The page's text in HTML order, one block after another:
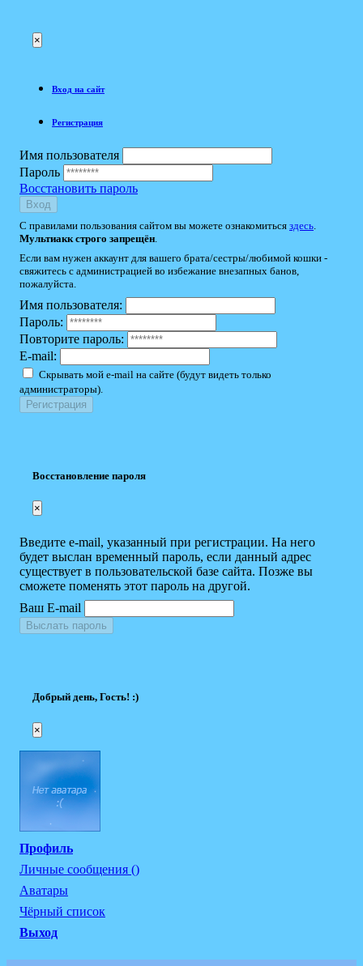
×
Вход на сайт
Регистрация
Имя пользователя
Пароль
Восстановить пароль
Вход
С правилами пользования сайтом вы можете ознакомиться здесь
Мультиакк строго запрещён
Если вам нужен аккаунт для вашего брата/сестры/любимой кошки -
свяжитесь с администрацией во избежание внезапных банов,
пожалуйста.
Имя пользователя:
Пароль:
Повторите пароль:
E-mail:
Скрывать мой e-mail на сайте (будут видеть только
администраторы).
Восстановление пароля
×
Введите e-mail, указанный при регистрации. На него
будет выслан временный пароль, если данный адрес
существует в пользовательской базе сайта. Позже вы
сможете поменять этот пароль на другой.
Ваш E-mail
Выслать пароль
Добрый день, Гость! :)
×
Профиль
Личные сообщения ()
Аватары
Чёрный список
Выход